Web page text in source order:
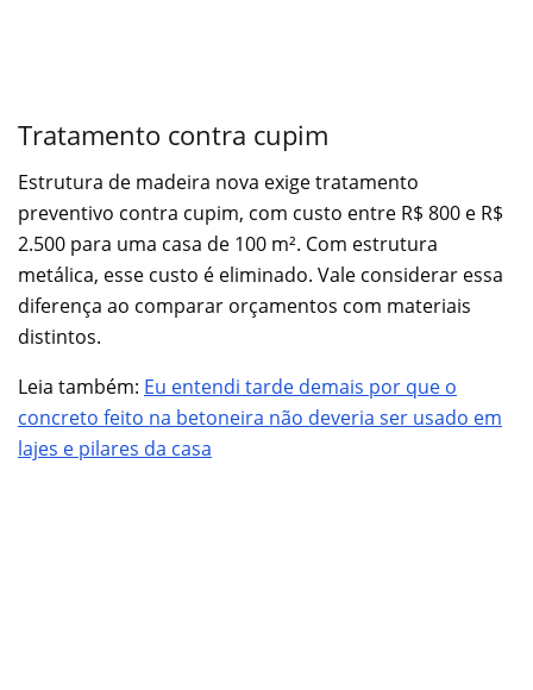
Tratamento contra cupim
Estrutura de madeira nova exige tratamento
preventivo contra cupim, com custo entre R$ 800 e R$
2.500 para uma casa de 100 m². Com estrutura
metálica, esse custo é eliminado. Vale considerar essa
diferença ao comparar orçamentos com materiais
distintos.
Leia também: Eu entendi tarde demais por que o
concreto feito na betoneira não deveria ser usado em
lajes e pilares da casa